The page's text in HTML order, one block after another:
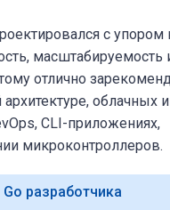
с упором
масштабируемость
отлично
облачных
CLI-приложениях,
микроконтроллеров.
разработчика